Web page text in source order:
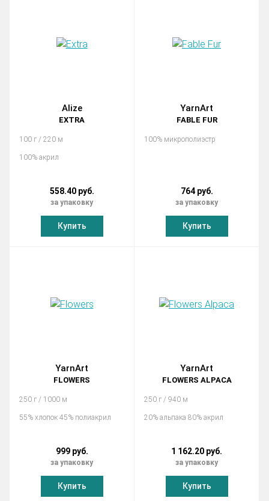
Alize
EXTRA
100 г / 220 м
100% акрил
558.40 руб.
за упаковку
Купить
YarnArt
FABLE FUR
100% микрополиэстр
764 руб.
за упаковку
Купить
YarnArt
FLOWERS
250 г / 1000 м
55% хлопок 45% полиакрил
999 руб.
за упаковку
Купить
YarnArt
FLOWERS ALPACA
250 г / 940 м
20% альпака 80% акрил
1 162.20 руб.
за упаковку
Купить